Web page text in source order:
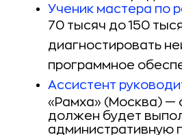
Ученик мастера по
70 тысяч до 150
диагностировать
программное
Ассистент
«Рамха» (Москва) —
должен будет
административную